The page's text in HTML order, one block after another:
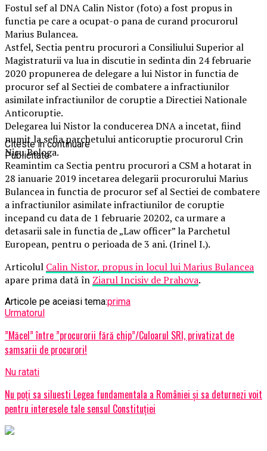
Fostul sef al DNA Calin Nistor (foto) a fost propus in
functia pe care a ocupat-o pana de curand procurorul
Marius Bulancea.
Astfel, Sectia pentru procurori a Consiliului Superior al
Magistraturii va lua in discutie in sedinta din 24 februarie
2020 propunerea de delegare a lui Nistor in functia de
procuror sef al Sectiei de combatere a infractiunilor
asimilate infractiunilor de coruptie a Directiei Nationale
Anticoruptie.
Delegarea lui Nistor la conducerea DNA a incetat, fiind
numit la sefia parchetului anticoruptie procurorul Crin
Nicu Bologa.
Reamintim ca Sectia pentru procurori a CSM a hotarat in
28 ianuarie 2019 incetarea delegarii procurorului Marius
Bulancea in functia de procuror sef al Sectiei de combatere
a infractiunilor asimilate infractiunilor de coruptie
incepand cu data de 1 februarie 20202, ca urmare a
detasarii sale in functia de „Law officer” la Parchetul
European, pentru o perioada de 3 ani. (Irinel I.).
Articolul Calin Nistor, propus in locul lui Marius Bulancea
apare prima dată în Ziarul Incisiv de Prahova.
Articole pe aceiasi tema:prima
Urmatorul
”Măcel” între ”procurorii fără chip”/Culoarul SRI, privatizat de
samsarii de procurori!
Nu ratati
Nu poți sa siluesti Legea fundamentala a României și sa deturnezi voit
pentru interesele tale sensul Constituției
Citeste in continuare
Publicitate